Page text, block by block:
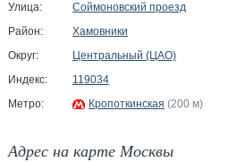
Улица:
Соймоновский проезд
Район:
Хамовники
Округ:
Центральный (ЦАО)
Индекс:
119034
Метро:
Кропоткинская (200 м)
Адрес на карте Москвы